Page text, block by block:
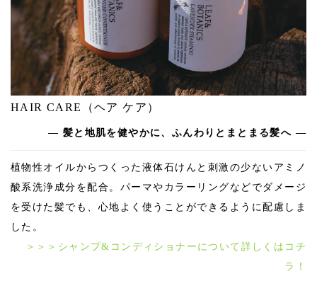
HAIR CARE（ヘア ケア）
― 髪と地肌を健やかに、ふんわりとまとまる髪へ —
植物性オイルからつくった液体石けんと刺激の少ないアミノ
酸系洗浄成分を配合。パーマやカラーリングなどでダメージ
を受けた髪でも、心地よく使うことができるように配慮しま
した。
＞＞＞シャンプ&コンディショナーについて詳しくはコチ
ラ！